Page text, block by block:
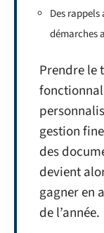
Des
démarches
Prendre le
gestion
des
devient
gagner en
de l’année.